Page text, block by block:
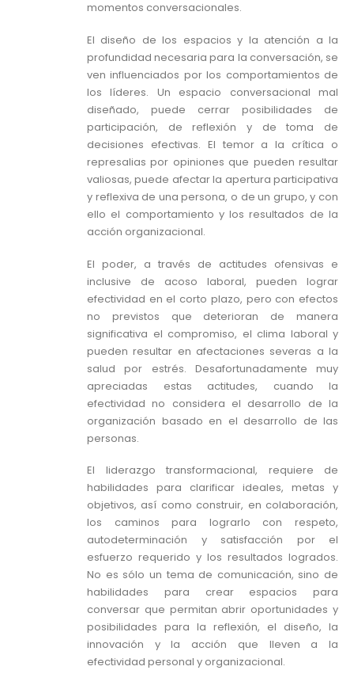
momentos conversacionales.
El diseño de los espacios y la atención a la
profundidad necesaria para la conversación, se
ven influenciados por los comportamientos de
los líderes. Un espacio conversacional mal
diseñado, puede cerrar posibilidades de
participación, de reflexión y de toma de
decisiones efectivas. El temor a la crítica o
represalias por opiniones que pueden resultar
valiosas, puede afectar la apertura participativa
y reflexiva de una persona, o de un grupo, y con
ello el comportamiento y los resultados de la
acción organizacional.
El poder, a través de actitudes ofensivas e
inclusive de acoso laboral, pueden lograr
efectividad en el corto plazo, pero con efectos
no previstos que deterioran de manera
significativa el compromiso, el clima laboral y
pueden resultar en afectaciones severas a la
salud por estrés. Desafortunadamente muy
apreciadas estas actitudes, cuando la
efectividad no considera el desarrollo de la
organización basado en el desarrollo de las
personas.
El liderazgo transformacional, requiere de
habilidades para clarificar ideales, metas y
objetivos, así como construir, en colaboración,
los caminos para lograrlo con respeto,
autodeterminación y satisfacción por el
esfuerzo requerido y los resultados logrados.
No es sólo un tema de comunicación, sino de
habilidades para crear espacios para
conversar que permitan abrir oportunidades y
posibilidades para la reflexión, el diseño, la
innovación y la acción que lleven a la
efectividad personal y organizacional.